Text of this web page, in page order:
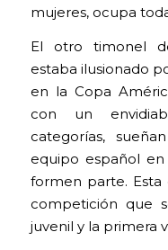
mujeres, ocupa
El otro timonel
estaba ilusionado
en la Copa
con un
categorías,
equipo español
formen parte.
competición que
juvenil y la primera